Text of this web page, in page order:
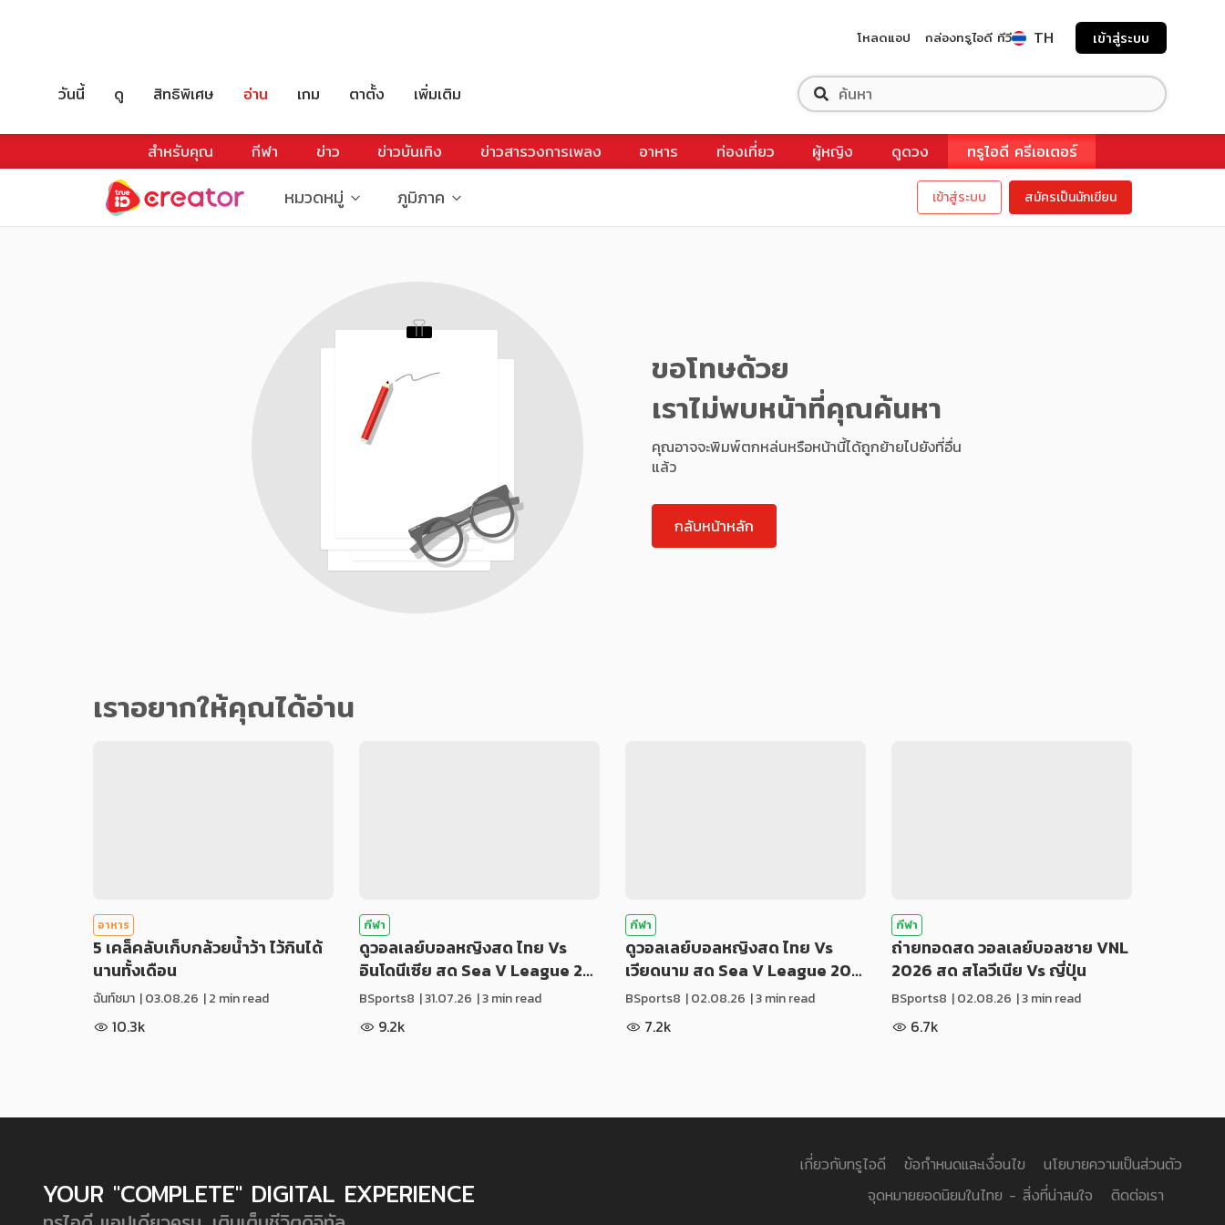
โหลดแอป กล่องทรูไอดี ทีวี TH เข้าสู่ระบบ
วันนี้ ดู สิทธิพิเศษ อ่าน เกม ตาตั้ง เพิ่มเติม
สำหรับคุณ กีฬา ข่าว ข่าวบันเทิง ข่าวสารวงการเพลง อาหาร ท่องเที่ยว ผู้หญิง ดูดวง ทรูไอดี ครีเอเตอร์
หมวดหมู่ ภูมิภาค เข้าสู่ระบบ สมัครเป็นนักเขียน
ขอโทษด้วย
เราไม่พบหน้าที่คุณค้นหา
คุณอาจจะพิมพ์ตกหล่นหรือหน้านี้ได้ถูกย้ายไปยังที่อื่น
แล้ว
กลับหน้าหลัก
เราอยากให้คุณได้อ่าน
อาหาร
5 เคล็คลับเก็บกล้วยน้ำว้า ไว้กินได้
นานทั้งเดือน
ฉันท์ชมา |03.08.26 | 2 min read
10.3k
กีฬา
ดูวอลเลย์บอลหญิงสด ไทย Vs
อินโดนีเซีย สด Sea V League 2…
BSports8 |31.07.26 | 3 min read
9.2k
กีฬา
ดูวอลเลย์บอลหญิงสด ไทย Vs
เวียดนาม สด Sea V League 20…
BSports8 |02.08.26 | 3 min read
7.2k
กีฬา
ถ่ายทอดสด วอลเลย์บอลชาย VNL
2026 สด สโลวีเนีย Vs ญี่ปุ่น
BSports8 |02.08.26 | 3 min read
6.7k
YOUR "COMPLETE" DIGITAL EXPERIENCE
เกี่ยวกับทรูไอดี ข้อกำหนดและเงื่อนไข
นโยบายความเป็นส่วนตัว
จุดหมายยอดนิยมในไทย - สิ่งที่น่าสนใจ
ติดต่อเรา